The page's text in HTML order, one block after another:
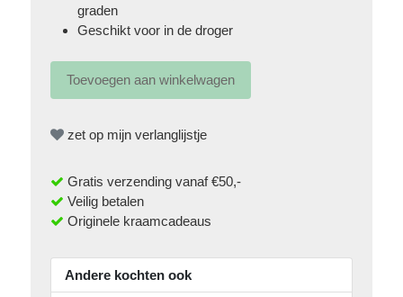
graden
Geschikt voor in de droger
zet op mijn verlanglijstje
Gratis verzending vanaf €50,-
Veilig betalen
Originele kraamcadeaus
Andere kochten ook